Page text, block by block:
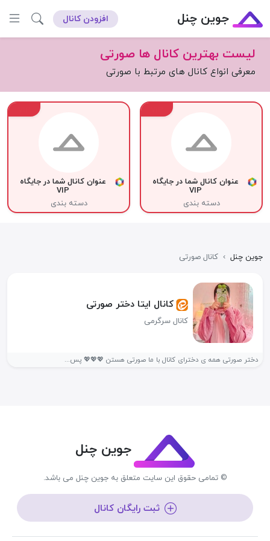
جوین چنل افزودن کانال
لیست بهترین کانال ها صورتی
معرفی انواع کانال های مرتبط با صورتی
عنوان کانال شما در جایگاه
VIP
دسته بندی
عنوان کانال شما در جایگاه
VIP
دسته بندی
جوین چنل › کانال صورتی
کانال ایتا دختر صورتی
کانال سرگرمی
دختر صورتی همه ی دخترای کانال با ما صورتی هستن 💖💖💖 پس...
جوین چنل
© تمامی حقوق این سایت متعلق به جوین چنل می باشد.
ثبت رایگان کانال